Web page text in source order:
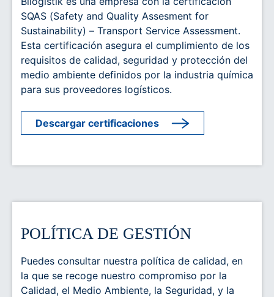
SQAS (Safety and Quality Assesment for
Sustainability) – Transport Service Assessment.
Esta certificación asegura el cumplimiento de los
requisitos de calidad, seguridad y protección del
medio ambiente definidos por la industria química
para sus proveedores logísticos.
Descargar certificaciones
POLÍTICA DE GESTIÓN
Puedes consultar nuestra política de calidad, en
la que se recoge nuestro compromiso por la
Calidad, el Medio Ambiente, la Seguridad, y la